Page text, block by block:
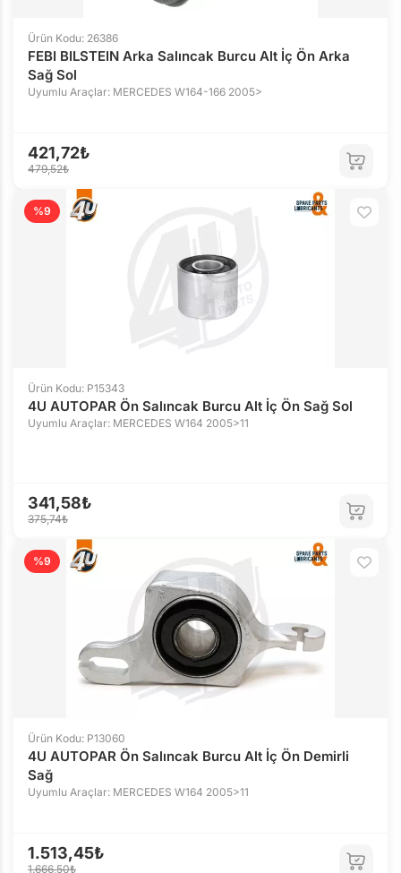
Ürün Kodu: 26386
FEBI BILSTEIN Arka Salıncak Burcu Alt İç Ön Arka
Sağ Sol
Uyumlu Araçlar: MERCEDES W164-166 2005>
421,72₺
479,52₺
%9
Ürün Kodu: P15343
4U AUTOPAR Ön Salıncak Burcu Alt İç Ön Sağ Sol
Uyumlu Araçlar: MERCEDES W164 2005>11
341,58₺
375,74₺
%9
Ürün Kodu: P13060
4U AUTOPAR Ön Salıncak Burcu Alt İç Ön Demirli
Sağ
Uyumlu Araçlar: MERCEDES W164 2005>11
1.513,45₺
1.666,50₺